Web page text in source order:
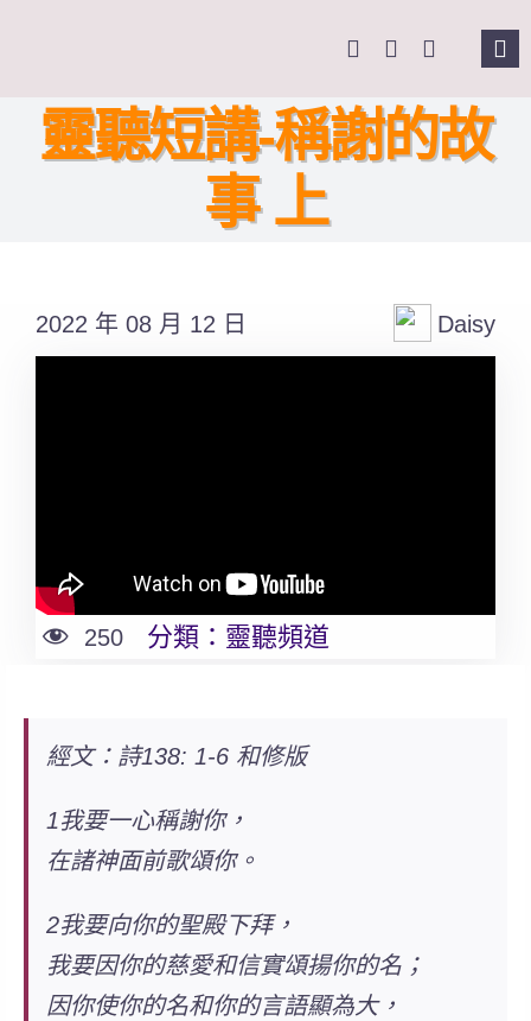
主頁
靈聽短講-稱謝的故
事 上
2022 年 08 月 12 日 Daisy
250 分類： 靈聽頻道
經文：詩138: 1-6 和修版
1我要一心稱謝你，
在諸神面前歌頌你。
2我要向你的聖殿下拜，
我要因你的慈愛和信實頌揚你的名；
因你使你的名和你的言語顯為大，